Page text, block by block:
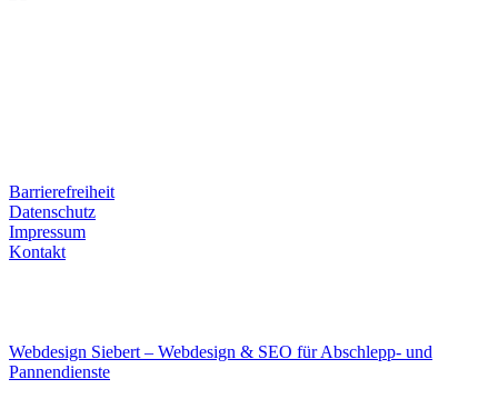
Barrierefreiheit
Datenschutz
Impressum
Kontakt
Webdesign Siebert – Webdesign & SEO für Abschlepp- und
Pannendienste